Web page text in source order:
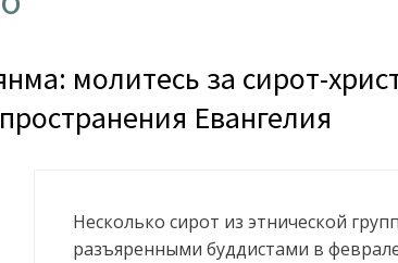
молитесь за сирот-
Евангелия
Несколько сирот из этнической
разъяренными буддистами в